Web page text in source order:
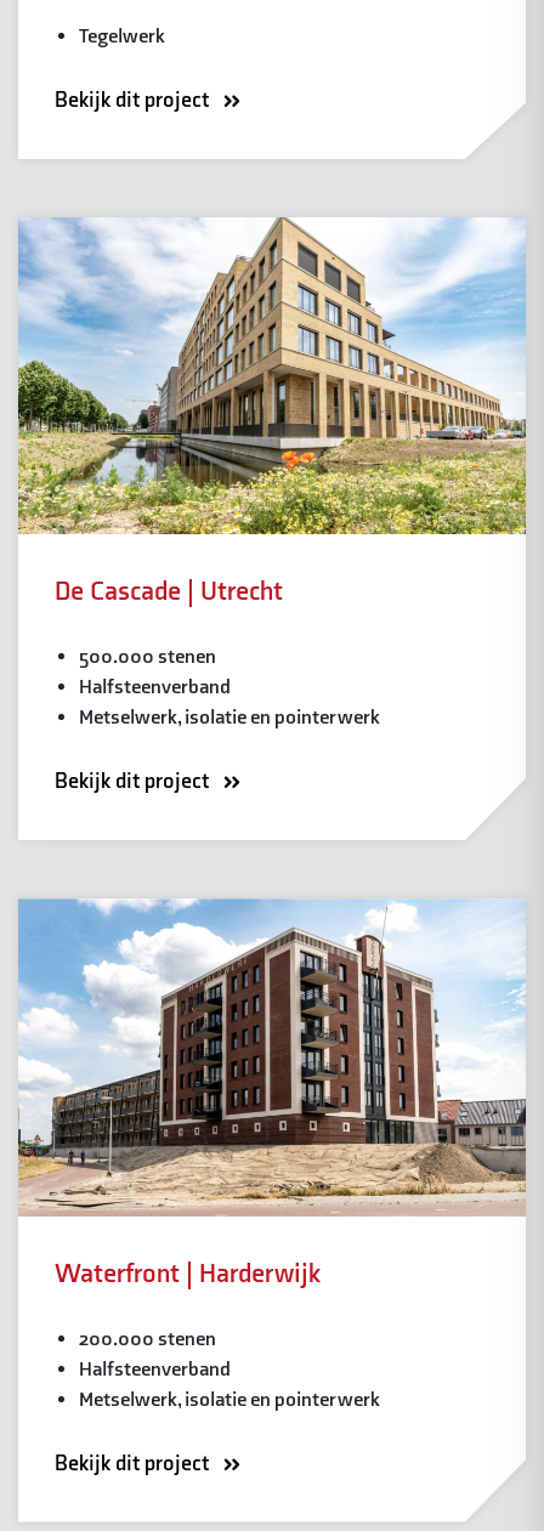
Tegelwerk
Bekijk dit project
De Cascade | Utrecht
500.000 stenen
Halfsteenverband
Metselwerk, isolatie en pointerwerk
Bekijk dit project
Waterfront | Harderwijk
200.000 stenen
Halfsteenverband
Metselwerk, isolatie en pointerwerk
Bekijk dit project